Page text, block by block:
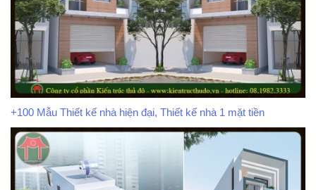
+100 Mẫu Thiết kế nhà hiện đại, Thiết kế nhà 1 mặt tiền